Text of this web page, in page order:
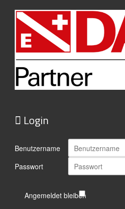
Login
Benutzername
Passwort
Angemeldet bleiben